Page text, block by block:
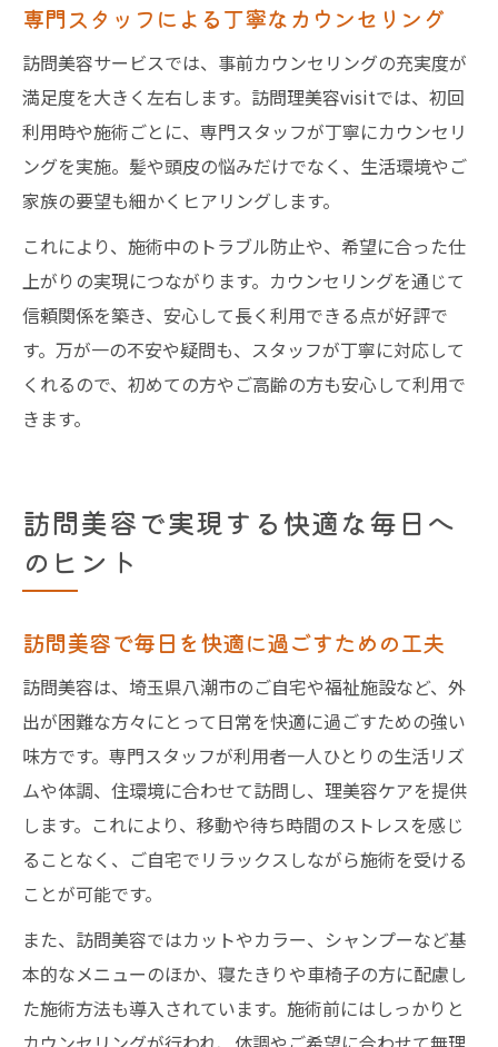
専門スタッフによる丁寧なカウンセリング
訪問美容サービスでは、事前カウンセリングの充実度が
満足度を大きく左右します。訪問理美容visitでは、初回
利用時や施術ごとに、専門スタッフが丁寧にカウンセリ
ングを実施。髪や頭皮の悩みだけでなく、生活環境やご
家族の要望も細かくヒアリングします。
これにより、施術中のトラブル防止や、希望に合った仕
上がりの実現につながります。カウンセリングを通じて
信頼関係を築き、安心して長く利用できる点が好評で
す。万が一の不安や疑問も、スタッフが丁寧に対応して
くれるので、初めての方やご高齢の方も安心して利用で
きます。
訪問美容で実現する快適な毎日へ
のヒント
訪問美容で毎日を快適に過ごすための工夫
訪問美容は、埼玉県八潮市のご自宅や福祉施設など、外
出が困難な方々にとって日常を快適に過ごすための強い
味方です。専門スタッフが利用者一人ひとりの生活リズ
ムや体調、住環境に合わせて訪問し、理美容ケアを提供
します。これにより、移動や待ち時間のストレスを感じ
ることなく、ご自宅でリラックスしながら施術を受ける
ことが可能です。
また、訪問美容ではカットやカラー、シャンプーなど基
本的なメニューのほか、寝たきりや車椅子の方に配慮し
た施術方法も導入されています。施術前にはしっかりと